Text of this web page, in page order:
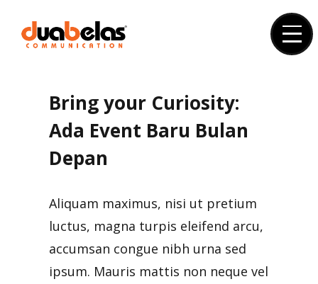
Bring your Curiosity:
Ada Event Baru Bulan
Depan
Aliquam maximus, nisi ut pretium
luctus, magna turpis eleifend arcu,
accumsan congue nibh urna sed
ipsum. Mauris mattis non neque vel